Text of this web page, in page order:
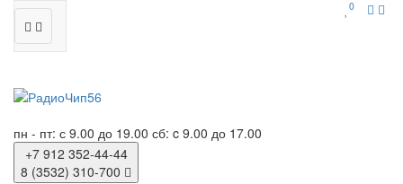
0
пн - пт: с 9.00 до 19.00 сб: c 9.00 до 17.00
+7 912 352-44-44
8 (3532) 310-700